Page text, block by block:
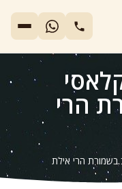
הרי
בשמורת הרי אילת